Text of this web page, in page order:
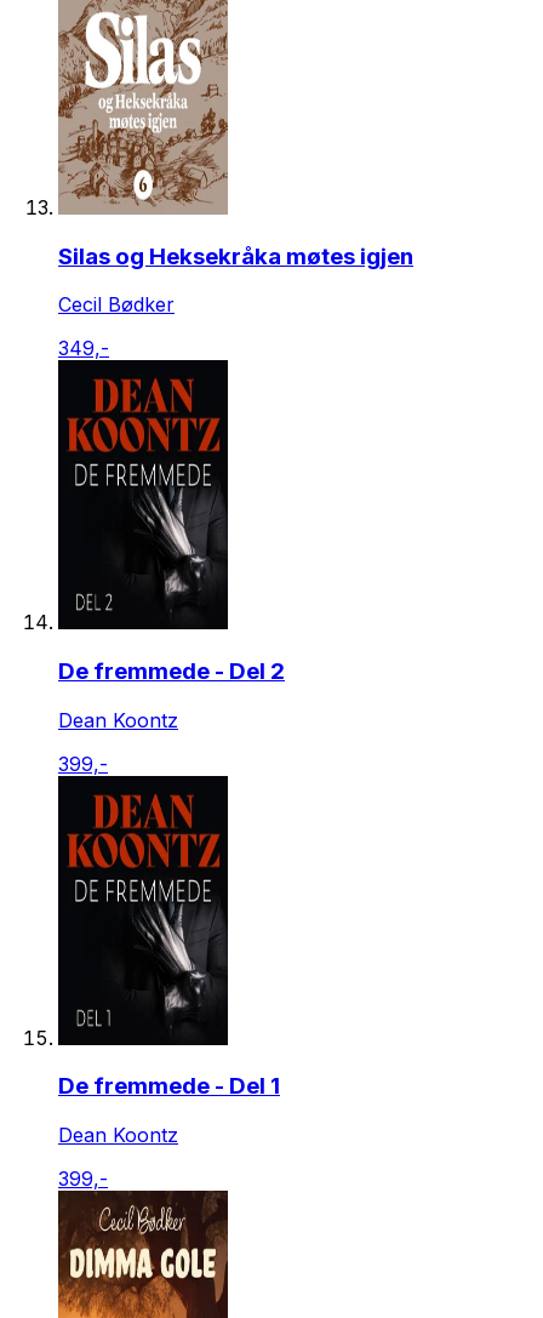
Silas og Heksekråka møtes igjen
Cecil Bødker
349,-
De fremmede - Del 2
Dean Koontz
399,-
De fremmede - Del 1
Dean Koontz
399,-